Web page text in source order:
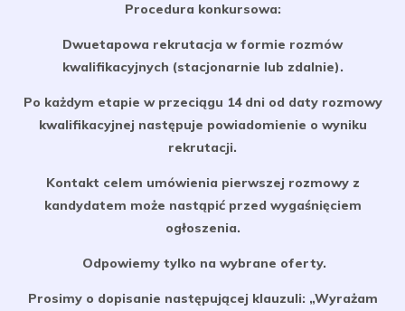
Procedura konkursowa:
Dwuetapowa rekrutacja w formie rozmów
kwalifikacyjnych (stacjonarnie lub zdalnie).
Po każdym etapie w przeciągu 14 dni od daty rozmowy
kwalifikacyjnej następuje powiadomienie o wyniku
rekrutacji.
Kontakt celem umówienia pierwszej rozmowy z
kandydatem może nastąpić przed wygaśnięciem
ogłoszenia.
Odpowiemy tylko na wybrane oferty.
Prosimy o dopisanie następującej klauzuli: „Wyrażam